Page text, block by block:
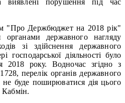
"Про Держбюджет на 2018 рік"
органами державного нагляду
зі здійснення державного
господарської діяльності було
2018 року. Водночас згідно з
перелік органів державного
буде поширюватися дія цього
Кабмін.